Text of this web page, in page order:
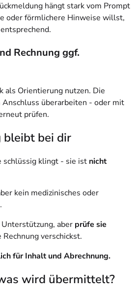
hängt stark vom Prompt
oder förmlichere Hinweise willst,
Rechnung ggf.
als Orientierung nutzen. Die
Anschluss überarbeiten - oder mit
prüfen.
bei dir
schlüssig klingt - sie ist nicht
kein medizinisches oder
aber prüfe sie
Rechnung verschickst.
für Inhalt und Abrechnung.
wird übermittelt?